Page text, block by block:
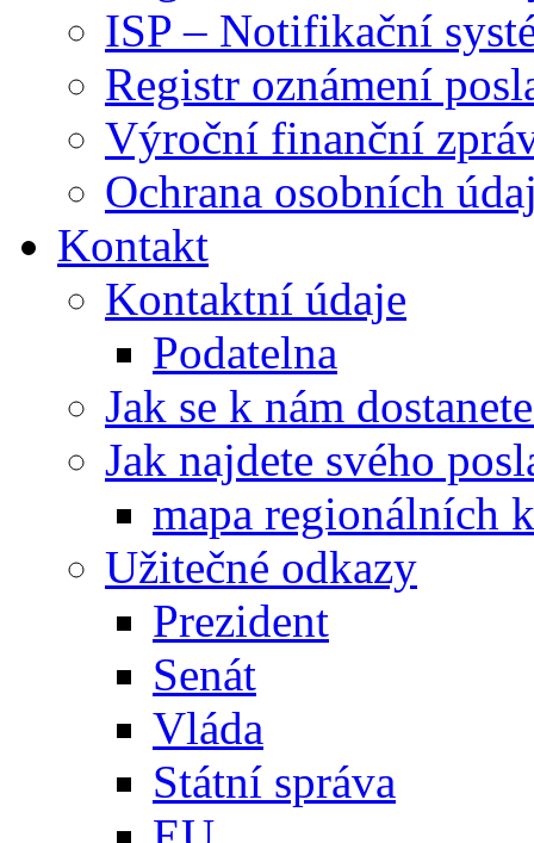
ISP – Notifikační
Registr oznámení
Výroční finanční
Ochrana osobních
Kontakt
Kontaktní údaje
Podatelna
Jak se k nám
Jak najdete svého
mapa regionálních
Užitečné odkazy
Prezident
Senát
Vláda
Státní správa